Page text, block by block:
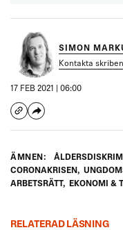
SIMON
Kontakta
17 FEB 2021 | 06:00
ÄMNEN:
CORONAKRISEN,
ARBETSRÄTT, EKONOMI &
RELATERAD LÄSNING